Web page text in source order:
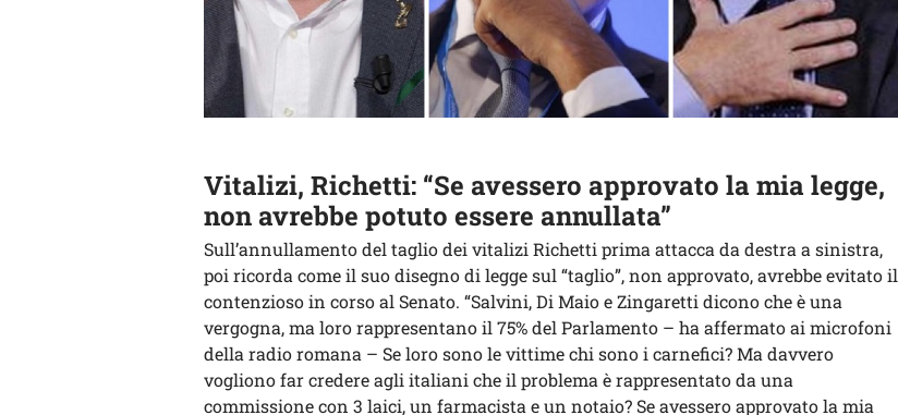
Vitalizi, Richetti: “Se avessero approvato la mia legge,
non avrebbe potuto essere annullata”
Sull’annullamento del taglio dei vitalizi Richetti prima attacca da destra a sinistra,
poi ricorda come il suo disegno di legge sul “taglio”, non approvato, avrebbe evitato il
contenzioso in corso al Senato. “Salvini, Di Maio e Zingaretti dicono che è una
vergogna, ma loro rappresentano il 75% del Parlamento – ha affermato ai microfoni
della radio romana – Se loro sono le vittime chi sono i carnefici? Ma davvero
vogliono far credere agli italiani che il problema è rappresentato da una
commissione con 3 laici, un farmacista e un notaio? Se avessero approvato la mia